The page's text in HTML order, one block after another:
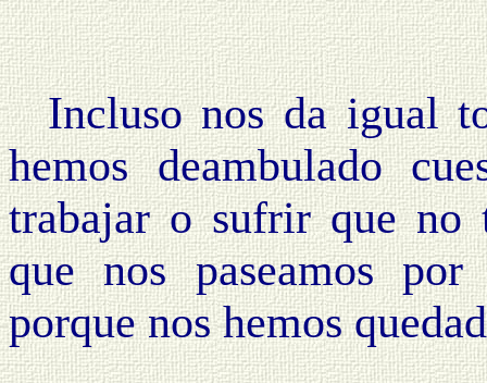
Incluso nos da igual
hemos deambulado
trabajar o sufrir que no
que nos paseamos
porque nos hemos